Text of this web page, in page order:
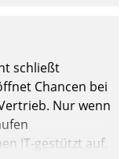
schließt
Chancen bei
Nur wenn
IT-gestützt auf.